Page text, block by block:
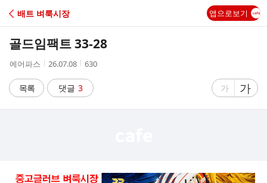
C
A
배트 벼룩시장 앱으로보기
골드임팩트 33-28
작
자
에어파스
작
시
간
26.07.08
조
수
630
목록 댓글 3
글
게
가
글
자
게
가